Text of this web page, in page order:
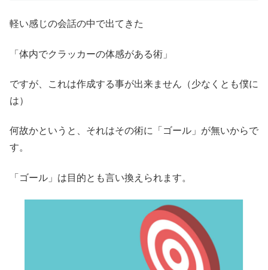
軽い感じの会話の中で出てきた
「体内でクラッカーの体感がある術」
ですが、これは作成する事が出来ません（少なくとも僕に
は）
何故かというと、それはその術に「ゴール」が無いからで
す。
「ゴール」は目的とも言い換えられます。